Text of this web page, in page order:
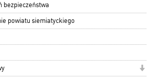
bezpieczeństwa
powiatu siemiatyckiego